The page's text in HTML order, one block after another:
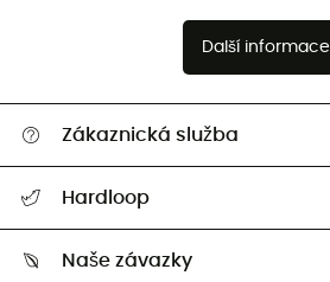
Další informace
Zákaznická služba
Vrácení zboží a peněz
Hardloop
Naše závazky